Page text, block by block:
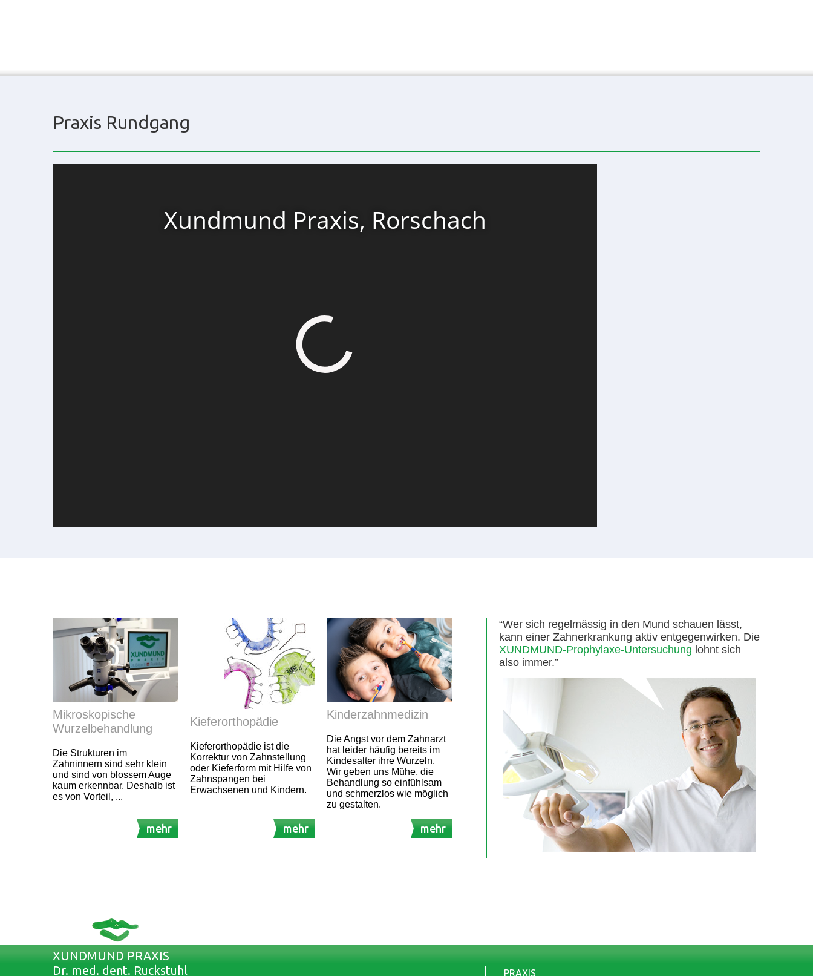
Praxis Rundgang
Mikroskopische
Wurzelbehandlung
Die Strukturen im
Zahninnern sind sehr klein
und sind von blossem Auge
kaum erkennbar. Deshalb ist
es von Vorteil, ...
mehr
Kieferorthopädie
Kieferorthopädie ist die
Korrektur von Zahnstellung
oder Kieferform mit Hilfe von
Zahnspangen bei
Erwachsenen und Kindern.
mehr
Kinderzahnmedizin
Die Angst vor dem Zahnarzt
hat leider häufig bereits im
Kindesalter ihre Wurzeln.
Wir geben uns Mühe, die
Behandlung so einfühlsam
und schmerzlos wie möglich
zu gestalten.
mehr
“Wer sich regelmässig in den Mund schauen lässt,
kann einer Zahnerkrankung aktiv entgegenwirken. Die
XUNDMUND-Prophylaxe-Untersuchung lohnt sich
also immer.”
XUNDMUND PRAXIS
Dr. med. dent. Ruckstuhl
PRAXIS